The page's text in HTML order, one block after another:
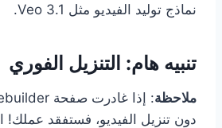
نماذج توليد الفيديو مثل Veo 3.1.
تنبيه هام: التنزيل الفوري
ملاحظة
دون تنزيل الفيديو، فستفقد عملك!